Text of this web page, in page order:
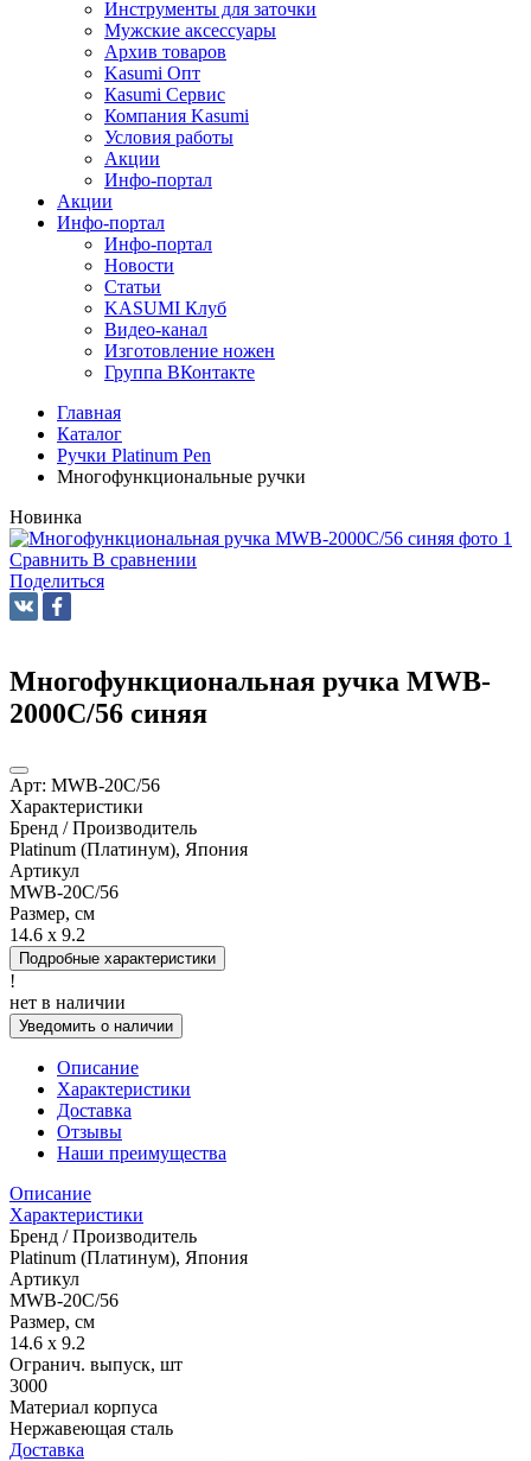
Инструменты для заточки
Мужские аксессуары
Архив товаров
Kasumi Опт
Кasumi Сервис
Компания Kasumi
Условия работы
Акции
Инфо-портал
Акции
Инфо-портал
Инфо-портал
Новости
Статьи
KASUMI Клуб
Видео-канал
Изготовление ножен
Группа ВКонтакте
Главная
Каталог
Ручки Platinum Pen
Многофункциональные ручки
Новинка
Сравнить В сравнении
Поделиться
Многофункциональная ручка MWB-
2000C/56 синяя
Арт: MWB-20C/56
Характеристики
Бренд / Производитель
Platinum (Платинум), Япония
Артикул
MWB-20C/56
Размер, см
14.6 x 9.2
Подробные характеристики
!
нет в наличии
Уведомить о наличии
Описание
Характеристики
Доставка
Отзывы
Наши преимущества
Описание
Характеристики
Бренд / Производитель
Platinum (Платинум), Япония
Артикул
MWB-20C/56
Размер, см
14.6 x 9.2
Огранич. выпуск, шт
3000
Материал корпуса
Нержавеющая сталь
Доставка